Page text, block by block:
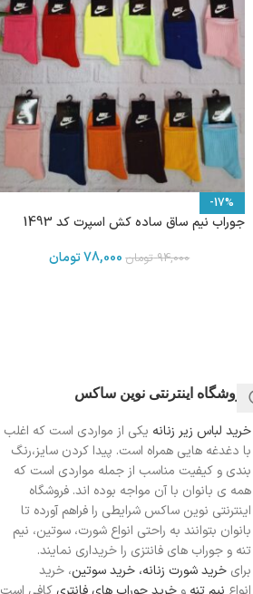
-17%
جوراب نیم ساق ساده کش اسپرت کد 1493
94,000 تومان 78,000تومان
فروشگاه اینترنتی نوین ساکس
خرید لباس زیر زنانه یکی از مواردی است که اغلب
با دغدغه هایی همراه است. پیدا کردن سایز،رنگ
بندی و کیفیت مناسب از جمله مواردی است که
همه ی بانوان با آن مواجه بوده اند. فروشگاه
اینترنتی نوین ساکس شرایطی را فراهم آورده تا
بانوان بتوانند به راحتی انواع شورت، سوتین، نیم
تنه و جوراب های فانتزی را خریداری نمایند.
برای خرید شورت زنانه، خرید سوتین، خرید